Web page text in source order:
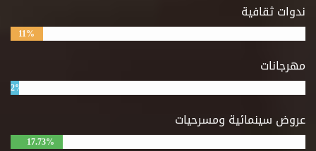
ندوات ثقافية
11%
مهرجانات
2%
عروض سينمائية ومسرحيات
17.73%